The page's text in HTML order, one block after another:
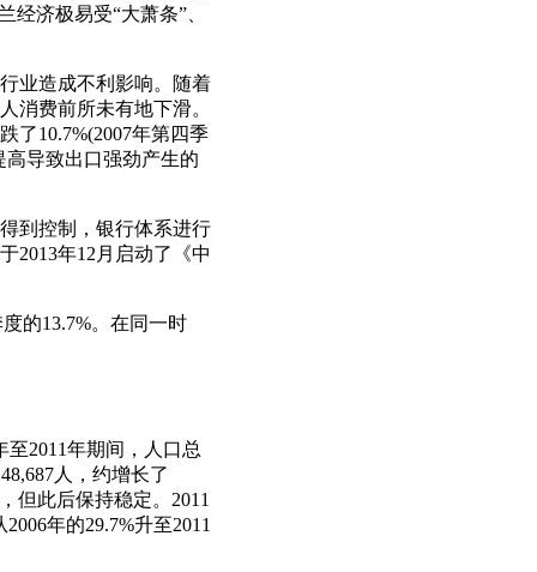
济极易受“大萧条”、
业造成不利影响。随着
消费前所未有地下滑。
了10.7%(2007年第四季
高导致出口强劲产生的
到控制，银行体系进行
2013年12月启动了《中
的13.7%。在同一时
至2011年期间，人口总
人，约增长了
但此后保持稳定。2011
年的29.7%升至2011